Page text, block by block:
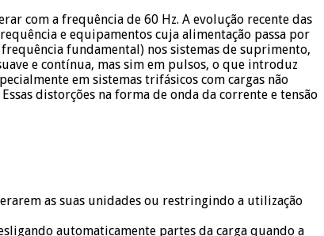
com a frequência de 60 Hz. A evolução recente das
e equipamentos cuja alimentação passa por
fundamental) nos sistemas de suprimento,
e contínua, mas sim em pulsos, o que introduz
em sistemas trifásicos com cargas não
distorções na forma de onda da corrente e tensão
as suas unidades ou restringindo a utilização
automaticamente partes da carga quando a